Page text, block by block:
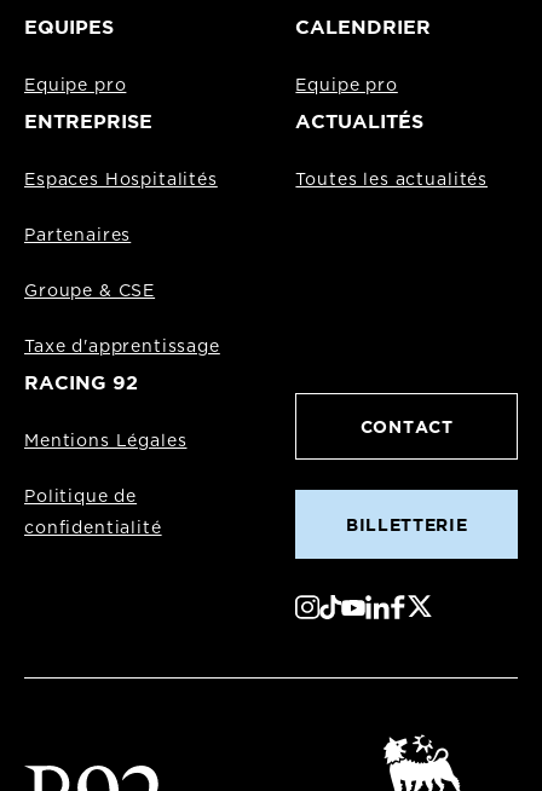
EQUIPES
Equipe pro
CALENDRIER
Equipe pro
ENTREPRISE
Espaces Hospitalités
Partenaires
Groupe & CSE
Taxe d'apprentissage
ACTUALITÉS
Toutes les actualités
RACING 92
Mentions Légales
Politique de
confidentialité
CONTACT
BILLETTERIE